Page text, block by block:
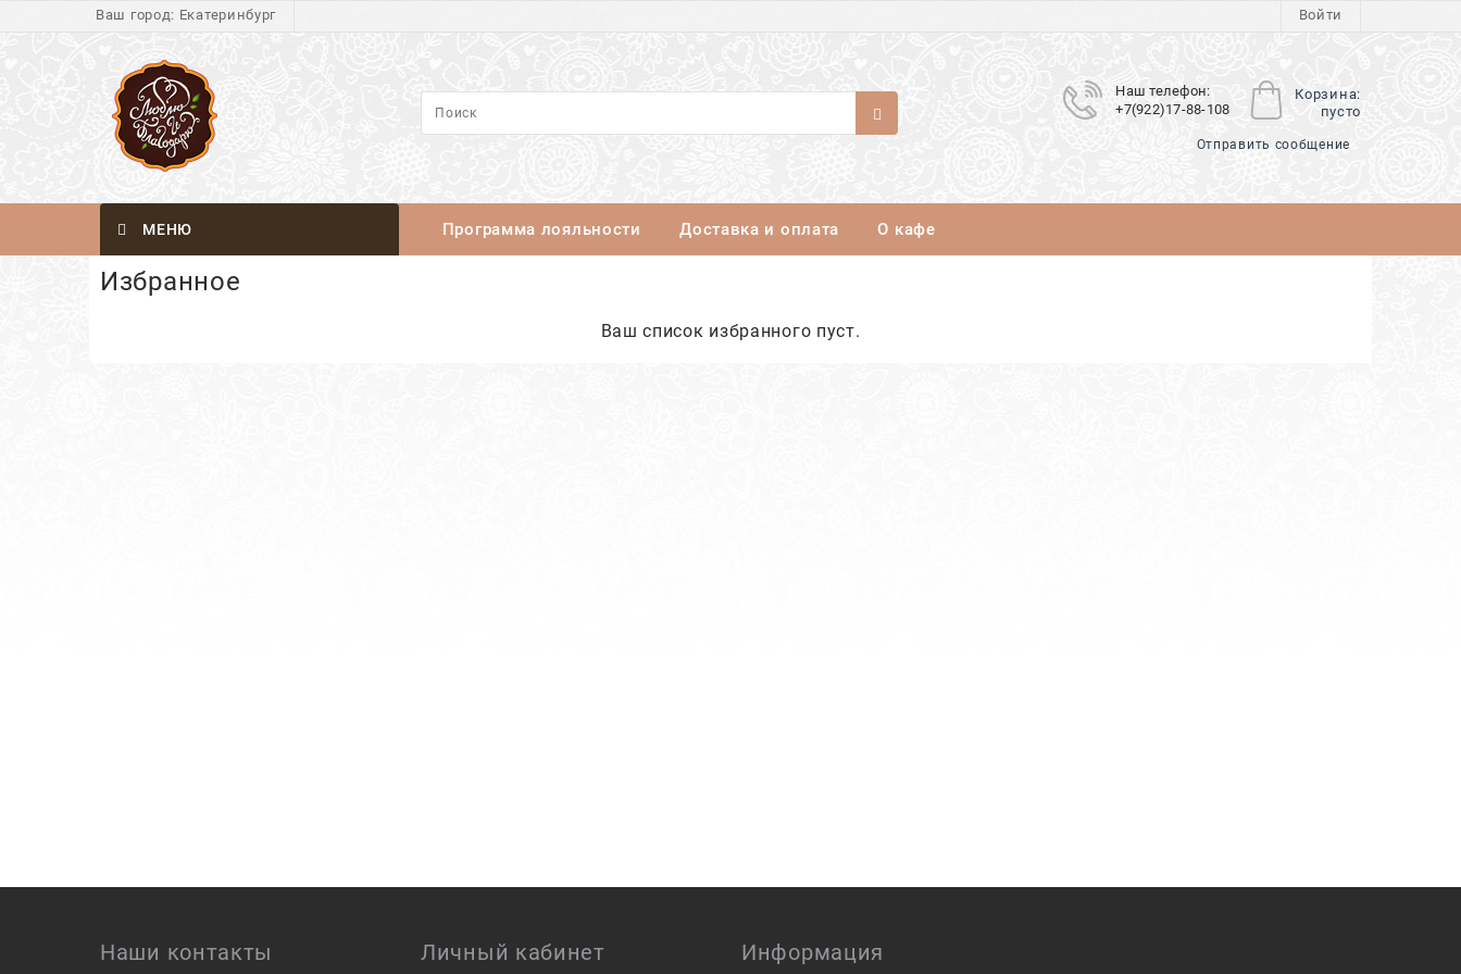
Ваш город: Екатеринбург Войти
Корзина:
пусто
Наш телефон:
+7(922)17-88-108
Отправить сообщение
МЕНЮ Программа лояльности Доставка и оплата О кафе
Избранное
Ваш список избранного пуст.
Наши контакты Личный кабинет Информация